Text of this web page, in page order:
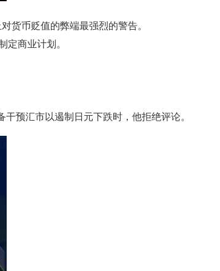
货币贬值的弊端最强烈的警告。
定商业计划。
预汇市以遏制日元下跌时，他拒绝评论。